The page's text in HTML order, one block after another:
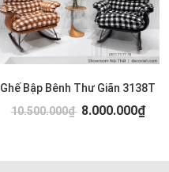
Ghế Bập Bênh Thư Giãn 3138T
10.500.000₫ 8.000.000₫